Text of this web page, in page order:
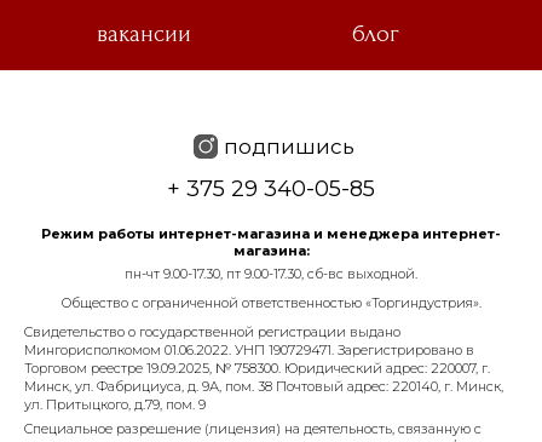
вакансии
блог
подпишись
+ 375 29 340-05-85
Режим работы интернет-магазина и менеджера интернет-
магазина:
пн-чт 9.00-17.30, пт 9.00-17.30, сб-вс выходной.
Общество с ограниченной ответственностью «Торгиндустрия».
Свидетельство о государственной регистрации выдано
Мингорисполкомом 01.06.2022. УНП 190729471. Зарегистрировано в
Торговом реестре 19.09.2025, № 758300. Юридический адрес: 220007, г.
Минск, ул. Фабрициуса, д. 9А, пом. 38 Почтовый адрес: 220140, г. Минск,
ул. Притыцкого, д.79, пом. 9
Специальное разрешение (лицензия) на деятельность, связанную с